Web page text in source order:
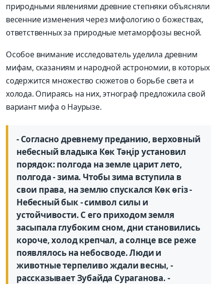
природными явлениями древние степняки объясняли
весенние изменения через мифологию о божествах,
ответственных за природные метаморфозы весной.
Особое внимание исследователь уделила древним
мифам, сказаниям и народной астрономии, в которых
содержится множество сюжетов о борьбе света и
холода. Опираясь на них, этнограф предложила свой
вариант мифа о Наурызе.
- Согласно древнему преданию, верховный
небесный владыка Көк Тәңір установил
порядок: полгода на земле царит лето,
полгода - зима. Чтобы зима вступила в
свои права, на землю спускался Көк өгіз -
Небесный бык - символ силы и
устойчивости. С его приходом земля
засыпала глубоким сном, дни становились
короче, холод крепчал, а солнце все реже
появлялось на небосводе. Люди и
животные терпеливо ждали весны, -
рассказывает Зубайда Сураганова. -